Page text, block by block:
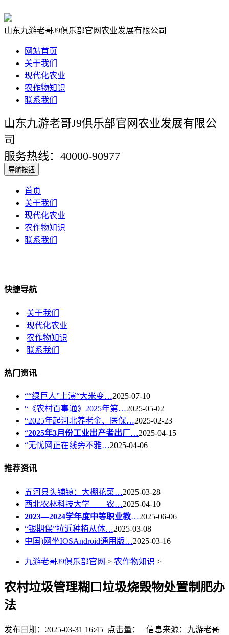
山东九游老哥J9俱乐部官网农业发展有限公司
网站首页
关于我们
现代化农业
农作物知识
联系我们
山东九游老哥J9俱乐部官网农业发展有限公
司
服务热线：40000-90977
导航按钮
首页
关于我们
现代化农业
农作物知识
联系我们
快捷导航
关于我们
现代化农业
农作物知识
联系我们
热门资讯
““绿巨人”上演“大米变…2025-07-10
“《农村百事通》2025年第…2025-05-02
“2025年起河北养老金、医保…2025-02-23
“2025年3月份工业出产者出厂…2025-04-15
“无忧网正在线旁不雅…2025-04-06
推荐资讯
五河县头铺镇：大棚花菜…2025-03-28
西北农林科技大学——农…2025-04-10
2023—2024学年度中等职业教…2025-06-06
“银期保”拉近种植从体…2025-03-08
中国)网坐IOSAndroid通用版…2025-03-16
九游老哥J9俱乐部官网 > 农作物知识 >
农村垃圾管理糊口垃圾烧毁物处置制肥办
法
发布日期：2025-03-31 16:45 点击量：
信息来源：九游老哥